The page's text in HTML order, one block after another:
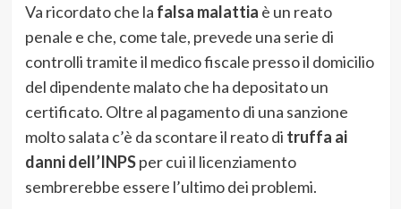
Va ricordato che la falsa malattia è un reato
penale e che, come tale, prevede una serie di
controlli tramite il medico fiscale presso il domicilio
del dipendente malato che ha depositato un
certificato. Oltre al pagamento di una sanzione
molto salata c’è da scontare il reato di truffa ai
danni dell’INPSper cui il licenziamento
sembrerebbe essere l’ultimo dei problemi.